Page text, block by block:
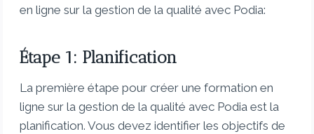
en ligne sur la gestion de la qualité avec Podia:
Étape 1: Planification
La première étape pour créer une formation en
ligne sur la gestion de la qualité avec Podia est la
planification. Vous devez identifier les objectifs de